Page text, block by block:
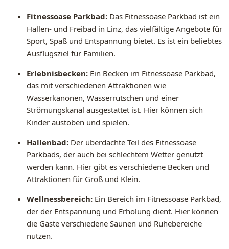
Fitnessoase Parkbad: Das Fitnessoase Parkbad ist ein
Hallen- und Freibad in Linz, das vielfältige Angebote für
Sport, Spaß und Entspannung bietet. Es ist ein beliebtes
Ausflugsziel für Familien.
Erlebnisbecken: Ein Becken im Fitnessoase Parkbad,
das mit verschiedenen Attraktionen wie
Wasserkanonen, Wasserrutschen und einer
Strömungskanal ausgestattet ist. Hier können sich
Kinder austoben und spielen.
Hallenbad: Der überdachte Teil des Fitnessoase
Parkbads, der auch bei schlechtem Wetter genutzt
werden kann. Hier gibt es verschiedene Becken und
Attraktionen für Groß und Klein.
Wellnessbereich: Ein Bereich im Fitnessoase Parkbad,
der der Entspannung und Erholung dient. Hier können
die Gäste verschiedene Saunen und Ruhebereiche
nutzen.